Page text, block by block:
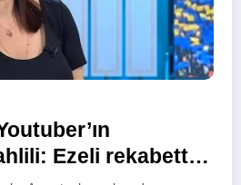
Ezeli rekabetten